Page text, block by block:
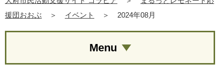
援団おおぶ
＞ イベント ＞ 2024年08月
Menu